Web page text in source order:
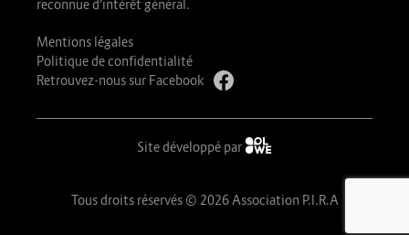
reconnue d’intérêt général.
Mentions légales
Politique de confidentialité
Retrouvez-nous sur Facebook
Site développé par
Tous droits réservés © 2026 Association P.I.R.A